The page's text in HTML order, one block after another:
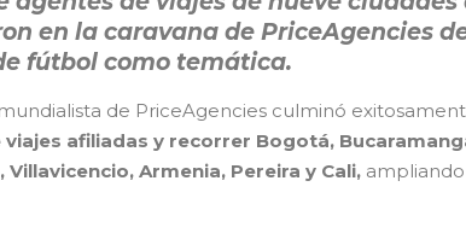
en la caravana de PriceAgencies
fútbol como temática.
de PriceAgencies culminó
viajes afiliadas y recorrer Bogotá,
Villavicencio, Armenia, Pereira y Cali,